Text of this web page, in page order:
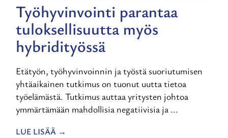
Työhyvinvointi parantaa
tuloksellisuutta myös
hybridityössä
Etätyön, työhyvinvoinnin ja työstä suoriutumisen
yhtäaikainen tutkimus on tuonut uutta tietoa
työelämästä. Tutkimus auttaa yritysten johtoa
ymmärtämään mahdollisia negatiivisia ja ...
LUE LISÄÄ